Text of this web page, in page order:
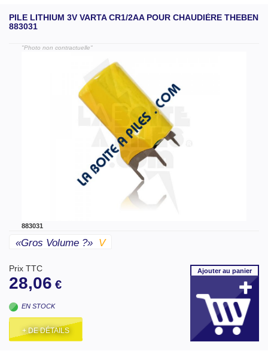
PILE LITHIUM 3V VARTA CR1/2AA POUR CHAUDIÈRE THEBEN
883031
"Photo non contractuelle"
883031
«gros Volume ?» V
Prix TTC
28,06 €
EN STOCK
+ DE DÉTAILS
Ajouterau panier